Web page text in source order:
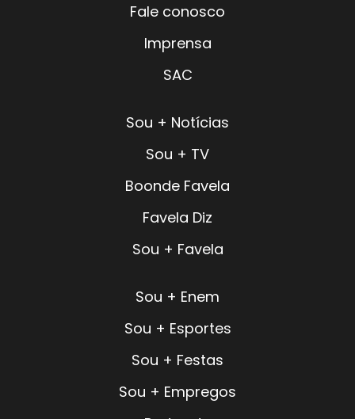
Fale conosco
Imprensa
SAC
Sou + Notícias
Sou + TV
Boonde Favela
Favela Diz
Sou + Favela
Sou + Enem
Sou + Esportes
Sou + Festas
Sou + Empregos